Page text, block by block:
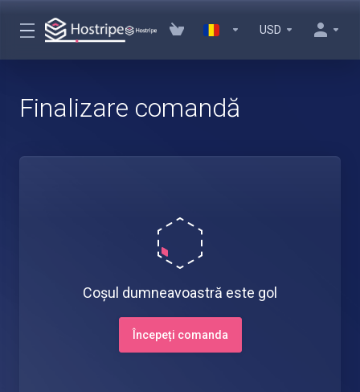
USD
Finalizare comandă
Coșul dumneavoastră este gol
Începeți comanda